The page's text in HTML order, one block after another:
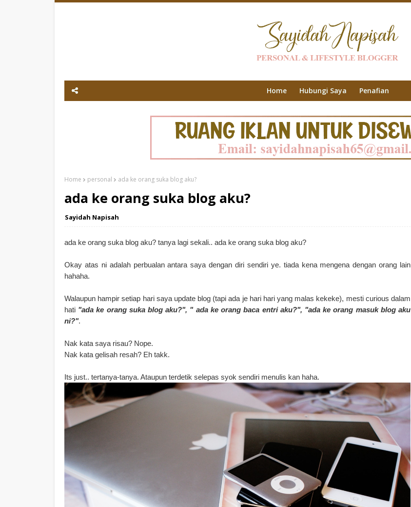
Home Hubungi Saya Penafian
Home personal ada ke orang suka blog aku?
ada ke orang suka blog aku?
Sayidah Napisah
ada ke orang suka blog aku? tanya lagi sekali.. ada ke orang suka blog aku?
Okay atas ni adalah perbualan antara saya dengan diri sendiri ye. tiada kena mengena dengan orang lain
hahaha.
Walaupun hampir setiap hari saya update blog (tapi ada je hari hari yang malas kekeke), mesti curious dalam
hati "ada ke orang suka blog aku?", " ada ke orang baca entri aku?", "ada ke orang masuk blog aku
ni?".
Nak kata saya risau? Nope.
Nak kata gelisah resah? Eh takk.
Its just.. tertanya-tanya. Ataupun terdetik selepas syok sendiri menulis kan haha.